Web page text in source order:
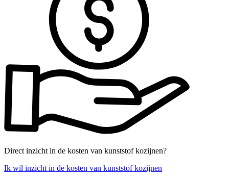
Direct inzicht in de kosten van kunststof kozijnen?
Ik wil inzicht in de kosten van kunststof kozijnen